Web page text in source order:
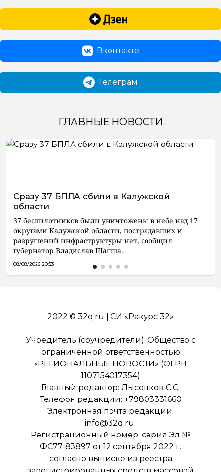
Вконтакте
Телеграм
ГЛАВНЫЕ НОВОСТИ
Сразу 37 БПЛА сбили в Калужской
области
37 беспилотников были уничтожены в небе над 17
округами Калужской области, пострадавших и
разрушений инфраструктуры нет, сообщил
губернатор Владислав Шапша.
08/08/2026 20:53
2022 © 32q.ru | СИ «Ракурс 32»
Учредитель (соучредители): Общество с
ограниченной ответственностью
«РЕГИОНАЛЬНЫЕ НОВОСТИ» (ОГРН
1107154017354)
Главный редактор: Лысенков С.С.
Телефон редакции: +79803331660
Электронная почта редакции:
info@32q.ru
Регистрационный номер: серия Эл №
ФС77-83897 от 12 сентября 2022 г.
согласно выписке из реестра